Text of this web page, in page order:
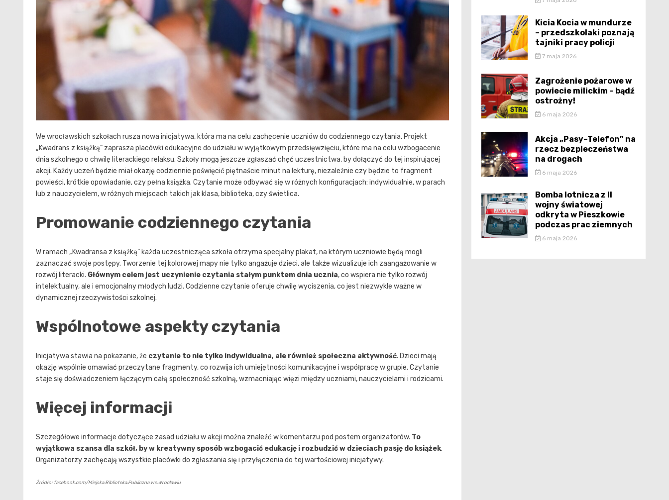
We wrocławskich szkołach rusza nowa inicjatywa, która ma na celu zachęcenie uczniów do codziennego czytania. Projekt
„Kwadrans z książką” zaprasza placówki edukacyjne do udziału w wyjątkowym przedsięwzięciu, które ma na celu wzbogacenie
dnia szkolnego o chwilę literackiego relaksu. Szkoły mogą jeszcze zgłaszać chęć uczestnictwa, by dołączyć do tej inspirującej
akcji. Każdy uczeń będzie miał okazję codziennie poświęcić piętnaście minut na lekturę, niezależnie czy będzie to fragment
powieści, krótkie opowiadanie, czy pełna książka. Czytanie może odbywać się w różnych konfiguracjach: indywidualnie, w parach
lub z nauczycielem, w różnych miejscach takich jak klasa, biblioteka, czy świetlica.
Promowanie codziennego czytania
W ramach „Kwadransa z książką” każda uczestnicząca szkoła otrzyma specjalny plakat, na którym uczniowie będą mogli
zaznaczać swoje postępy. Tworzenie tej kolorowej mapy nie tylko angażuje dzieci, ale także wizualizuje ich zaangażowanie w
rozwój literacki. Głównym celem jest uczynienie czytania stałym punktem dnia ucznia, co wspiera nie tylko rozwój
intelektualny, ale i emocjonalny młodych ludzi. Codzienne czytanie oferuje chwilę wyciszenia, co jest niezwykle ważne w
dynamicznej rzeczywistości szkolnej.
Wspólnotowe aspekty czytania
Inicjatywa stawia na pokazanie, że czytanie to nie tylko indywidualna, ale również społeczna aktywność. Dzieci mają
okazję wspólnie omawiać przeczytane fragmenty, co rozwija ich umiejętności komunikacyjne i współpracę w grupie. Czytanie
staje się doświadczeniem łączącym całą społeczność szkolną, wzmacniając więzi między uczniami, nauczycielami i rodzicami.
Więcej informacji
Szczegółowe informacje dotyczące zasad udziału w akcji można znaleźć w komentarzu pod postem organizatorów. To
wyjątkowa szansa dla szkół, by w kreatywny sposób wzbogacić edukację i rozbudzić w dzieciach pasję do książek.
Organizatorzy zachęcają wszystkie placówki do zgłaszania się i przyłączenia do tej wartościowej inicjatywy.
Źródło: facebook.com/Miejska.Biblioteka.Publiczna.we.Wroclawiu
Kicia Kocia w mundurze
– przedszkolaki poznają
tajniki pracy policji
7 maja 2026
Zagrożenie pożarowe w
powiecie milickim – bądź
ostrożny!
6 maja 2026
Akcja „Pasy–Telefon” na
rzecz bezpieczeństwa
na drogach
6 maja 2026
Bomba lotnicza z II
wojny światowej
odkryta w Pieszkowie
podczas prac ziemnych
6 maja 2026